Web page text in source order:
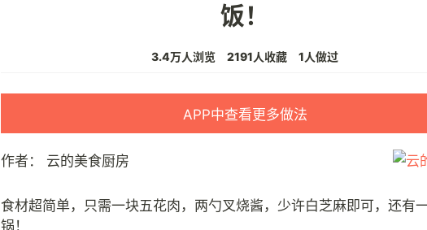
饭！
3.4万人浏览 2191人收藏 1人做过
APP中查看更多做法
作者： 云的美食厨房
食材超简单，只需一块五花肉，两勺叉烧酱，少许白芝麻即可，还有